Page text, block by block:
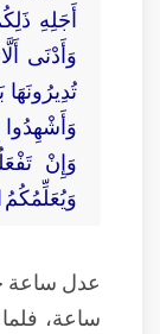
أَجَلِهِ
وَأَدْنَى
وَأَشْهِدُوا
وَإِنْ
وَيُعَلِّمُكُمُ
عدل ساعة
ساعة،